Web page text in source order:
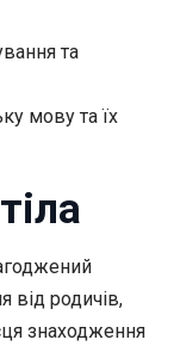
та
мову та їх
від родичів,
знаходження